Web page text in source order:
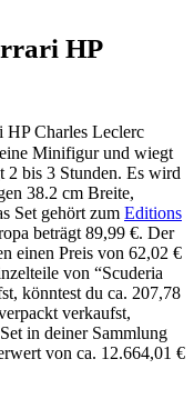
HP
HP Charles Leclerc
Minifigur und wiegt
2 bis 3 Stunden. Es wird
38.2 cm Breite,
Set gehört zum Editions
beträgt 89,99 €. Der
einen Preis von 62,02 €
von “Scuderia
könntest du ca. 207,78
verkaufst,
in deiner Sammlung
von ca. 12.664,01 €